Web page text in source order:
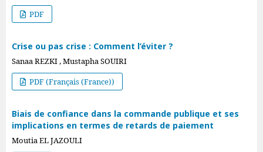
PDF
Crise ou pas crise : Comment l’éviter ?
Sanaa REZKI , Mustapha SOUIRI
PDF (Français (France))
Biais de confiance dans la commande publique et ses
implications en termes de retards de paiement
Moutia EL JAZOULI